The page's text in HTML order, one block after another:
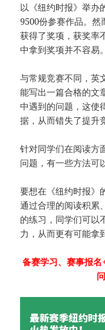
以《纽约时报》举办
9500份参赛作品。然
获得了奖项，获奖率
中拿到奖项并不容易。
与常规竞赛不同，英
能写出一篇合格的文
中遇到的问题，这使
据，从而错失了提升
针对同学们在阅读方
问题，有一些方法可
要想在《纽约时报》
通过合理的阅读积累
的练习，同学们可以
力，从而更有可能拿
备赛学习、赛事报